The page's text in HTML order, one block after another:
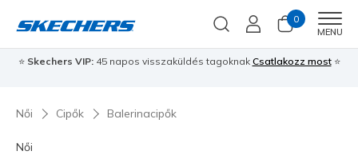
0
MENU
⭐ Skechers VIP:45 napos visszaküldés tagoknak Csatlakozz most⭐
Női Cipők Balerinacipők
Női